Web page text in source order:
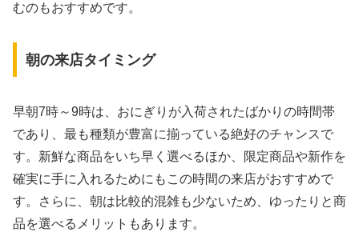
むのもおすすめです。
朝の来店タイミング
早朝7時～9時は、おにぎりが入荷されたばかりの時間帯
であり、最も種類が豊富に揃っている絶好のチャンスで
す。新鮮な商品をいち早く選べるほか、限定商品や新作を
確実に手に入れるためにもこの時間の来店がおすすめで
す。さらに、朝は比較的混雑も少ないため、ゆったりと商
品を選べるメリットもあります。